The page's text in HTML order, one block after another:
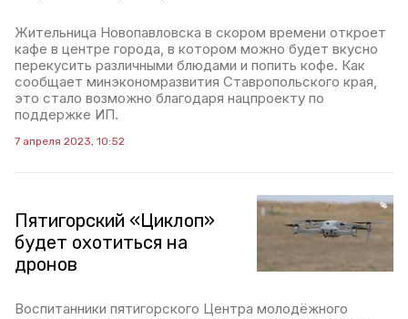
Жительница Новопавловска в скором времени откроет
кафе в центре города, в котором можно будет вкусно
перекусить различными блюдами и попить кофе. Как
сообщает минэкономразвития Ставропольского края,
это стало возможно благодаря нацпроекту по
поддержке ИП.
7 апреля 2023, 10:52
Пятигорский «Циклоп»
будет охотиться на
дронов
Воспитанники пятигорского Центра молодёжного